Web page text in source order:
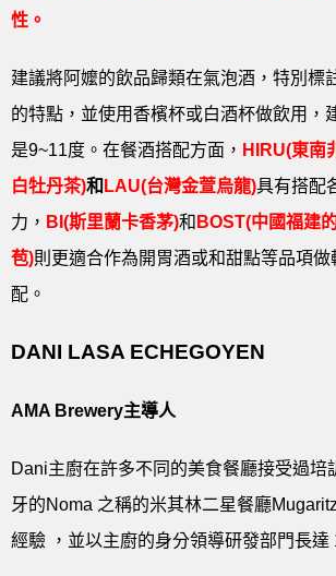
性。
建議將阿嬤的飲品歸類在氣泡酒，特別標
的特點，並使用香檳杯或白酒杯做飲用，
是9~11度。在餐酒搭配方面， HIRU(東南
白牡丹茶)和 LAU(台灣金萱烏龍)具有搭配
力， BI(斯里蘭卡香茅)和 BOST(中國福建
苞)則更適合作為開胃酒或和甜點等品項
配。
DANI LASA ECHEGOYEN
AMA Brewery主導人
Dani主廚在許多不同的美食餐廳接受過培
牙的Noma 之稱的米其林二星餐廳
經驗 ，並以主廚的身分領導研發部門長達